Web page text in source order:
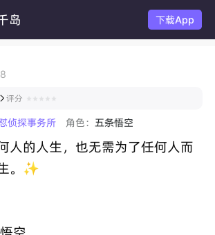
下载App
 评分
侦探事务所 角色：五条悟空
人的人生，也无需为了任何人而
。✨